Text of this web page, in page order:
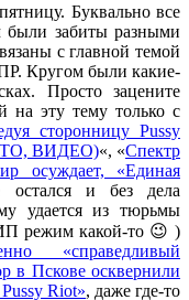
Буквально все
были забиты разными
с главной темой
Кругом были какие-
Просто зацените
на эту тему только с
сторонницу Pussy
ВИДЕО)«, «Спектр
осуждает, «Единая
остался и без дела
удается из тюрьмы
режим какой-то 😉 )
«справедливый
в Пскове осквернили
Riot», даже где-то